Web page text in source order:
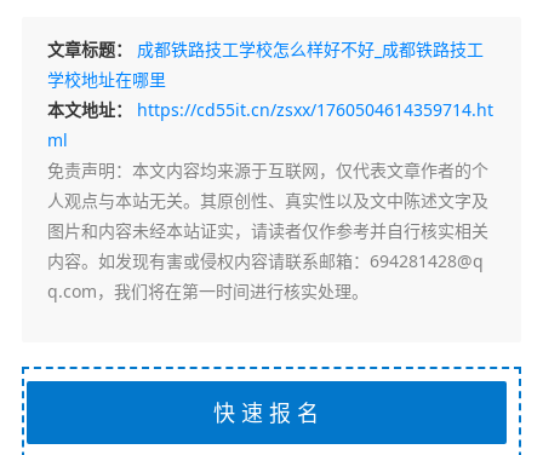
文章标题： 成都铁路技工学校怎么样好不好_成都铁路技工
学校地址在哪里
本文地址： https://cd55it.cn/zsxx/1760504614359714.ht
ml
免责声明：本文内容均来源于互联网，仅代表文章作者的个
人观点与本站无关。其原创性、真实性以及文中陈述文字及
图片和内容未经本站证实，请读者仅作参考并自行核实相关
内容。如发现有害或侵权内容请联系邮箱：694281428@q
q.com，我们将在第一时间进行核实处理。